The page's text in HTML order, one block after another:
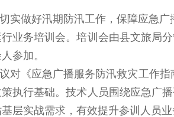
实做好汛期防汛工作，保障应急
业务培训会。培训会由县文旅局
参加。
对《应急广播服务防汛救灾工作
执行基础。技术人员围绕应急广
层实战需求，有效提升参训人员